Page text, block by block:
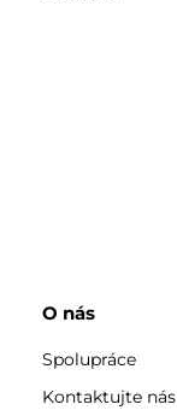
O nás
Spolupráce
Kontaktujte nás